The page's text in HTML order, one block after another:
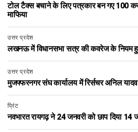
टोल टैक्स बचाने के लिए पत्रकार बन गए 100
माफिया
उत्तर प्रदेश
लखनऊ में विधानसभा सत्र की कवरेज के नियम
उत्तर प्रदेश
मुजफ्फरनगर संघ कार्यालय में रिर्सचर अनिल
प्रिंट
नवभारत रायगढ़ ने 24 जनवरी को छाप दिया 14